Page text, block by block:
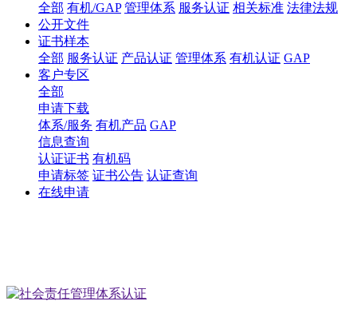
全部 有机/GAP 管理体系 服务认证 相关标准 法律法规
公开文件
证书样本
全部 服务认证 产品认证 管理体系 有机认证 GAP
客户专区
全部
申请下载
体系/服务 有机产品 GAP
信息查询
认证证书 有机码
申请标签 证书公告 认证查询
在线申请